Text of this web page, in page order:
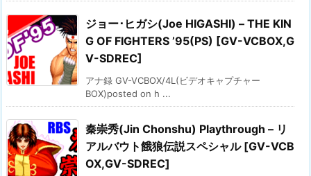
ジョー･ヒガシ(Joe HIGASHI) – THE KIN
G OF FIGHTERS ’95(PS) [GV-VCBOX,G
V-SDREC]
アナ録 GV-VCBOX/4L(ビデオキャプチャー
BOX)posted on h ...
秦崇秀(Jin Chonshu) Playthrough – リ
アルバウト餓狼伝説スペシャル [GV-VCB
OX,GV-SDREC]